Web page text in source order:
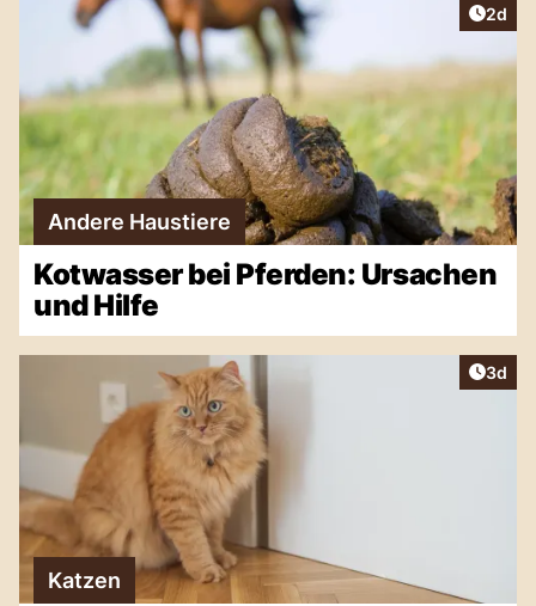
2d
Andere Haustiere
Kotwasser bei Pferden: Ursachen
und Hilfe
3d
Katzen